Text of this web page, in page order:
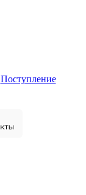
Поступление